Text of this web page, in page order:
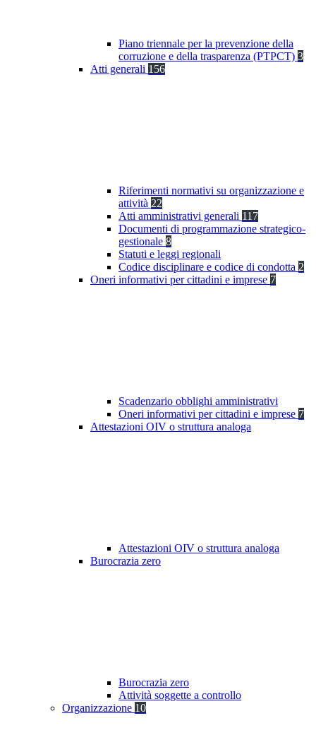
Piano triennale per la prevenzione della
corruzione e della trasparenza (PTPCT) 3
Atti generali 156
Riferimenti normativi su organizzazione e
attività 22
Atti amministrativi generali 117
Documenti di programmazione strategico-
gestionale 8
Statuti e leggi regionali
Codice disciplinare e codice di condotta 2
Oneri informativi per cittadini e imprese 7
Scadenzario obblighi amministrativi
Oneri informativi per cittadini e imprese 7
Attestazioni OIV o struttura analoga
Attestazioni OIV o struttura analoga
Burocrazia zero
Burocrazia zero
Attività soggette a controllo
Organizzazione 10